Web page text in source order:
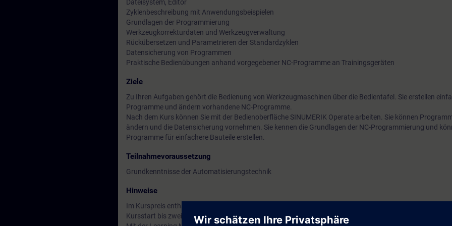
Dateisystem, Editor
Zyklenbeschreibung mit Anwendungsbeispielen
Grundlagen der Programmierung
Werkzeugkorrekturdaten und Werkzeugverwaltung
Rückübersetzen und Parametrieren der Standardzyklen
Datensicherung von Programmen
Praktische Bedienübungen anhand vorgegebener NC-Programme an Trainingsgeräten
Ziele
Zu Ihren Aufgaben gehört die Bedienung von Werkzeugmaschinen über die Bedientafel. Sie erstellen
Programme und ändern vorhandene NC-Programme.
Nach dem Kurs können Sie mit der Bedienoberfläche SINUMERIK Operate arbeiten. Sie können
ändern und die Datensicherung vornehmen. Sie kennen die Grundlagen der NC-Programmierung und
Programme für einfachere Bauteile erstellen.
Teilnahmevoraussetzung
Grundkenntnisse der Automatisierungstechnik
Hinweise
Im Kurspreis enthalten: Ein kostenfreier Zugang zur digitalen Lernplattform
–
Kursstart bis zwei Wochen nach Kursende.